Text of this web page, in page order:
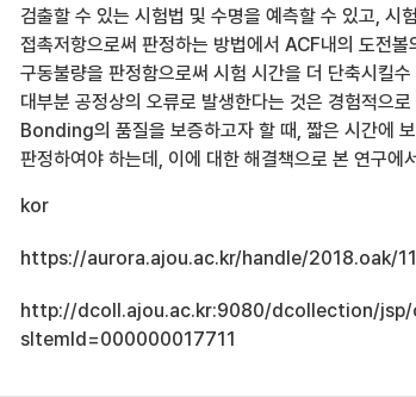
검출할 수 있는 시험법 및 수명을 예측할 수 있고, 시
접촉저항으로써 판정하는 방법에서 ACF내의 도전
구동불량을 판정함으로써 시험 시간을 더 단축시킬
대부분 공정상의 오류로 발생한다는 것은 경험적으
Bonding의 품질을 보증하고자 할 때, 짧은 시간에
판정하여야 하는데, 이에 대한 해결책으로 본 연구에
kor
https://aurora.ajou.ac.kr/handle/2018.oak/
http://dcoll.ajou.ac.kr:9080/dcollection/jsp/
sItemId=000000017711